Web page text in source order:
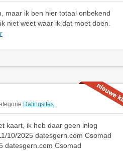
maar ik ben hier totaal onbekend
niet weet waar ik dat moet doen.
Datingsites
kaart, ik heb daar geen inlog
10/2025 datesgern.com Csomad
datesgern.com Csomad